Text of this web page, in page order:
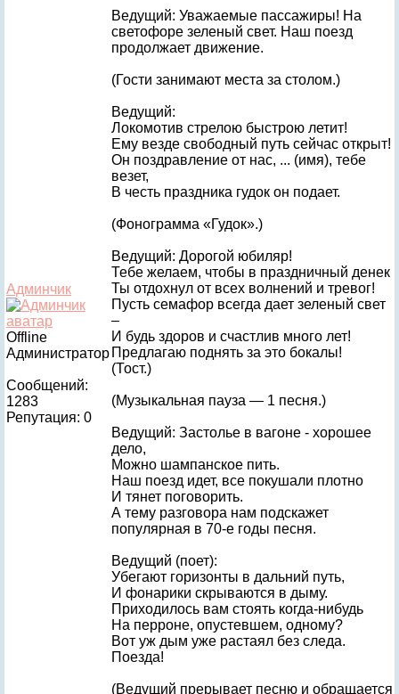
Админчик
Offline
Администратор
Сообщений:
1283
Репутация: 0
Ведущий: Уважаемые пассажиры! На
светофоре зеленый свет. Наш поезд
продолжает движение.
(Гости занимают места за столом.)
Ведущий:
Локомотив стрелою быстрою летит!
Ему везде свободный путь сейчас открыт!
Он поздравление от нас, ... (имя), тебе
везет,
В честь праздника гудок он подает.
(Фонограмма «Гудок».)
Ведущий: Дорогой юбиляр!
Тебе желаем, чтобы в праздничный денек
Ты отдохнул от всех волнений и тревог!
Пусть семафор всегда дает зеленый свет
–
И будь здоров и счастлив много лет!
Предлагаю поднять за это бокалы!
(Тост.)
(Музыкальная пауза — 1 песня.)
Ведущий: Застолье в вагоне - хорошее
дело,
Можно шампанское пить.
Наш поезд идет, все покушали плотно
И тянет поговорить.
А тему разговора нам подскажет
популярная в 70-е годы песня.
Ведущий (поет):
Убегают горизонты в дальний путь,
И фонарики скрываются в дыму.
Приходилось вам стоять когда-нибудь
На перроне, опустевшем, одному?
Вот уж дым уже растаял без следа.
Поезда!
(Ведущий прерывает песню и обращается